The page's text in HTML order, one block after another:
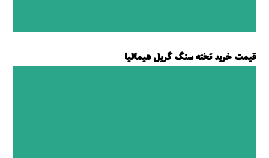
قیمت خرید تخته سنگ گریل هیمالیا